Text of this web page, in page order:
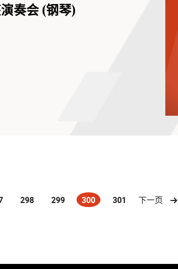
奏会 (钢琴)
298 299 300
(current)301 下一页